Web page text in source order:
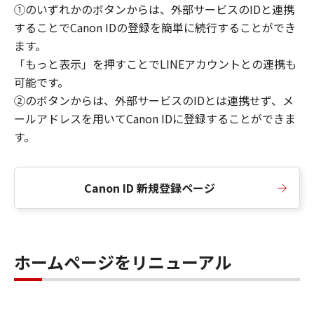
①のいずれかのボタンからは、外部サービスのIDと連携
することでCanon IDの登録を簡単に続行することができ
ます。
「もっと表示」を押すことでLINEアカウントとの連携も
可能です。
②のボタンからは、外部サービスのIDとは連携せず、メ
ールアドレスを用いてCanon IDに登録することができま
す。
Canon ID 新規登録ページ
ホームページをリニューアル